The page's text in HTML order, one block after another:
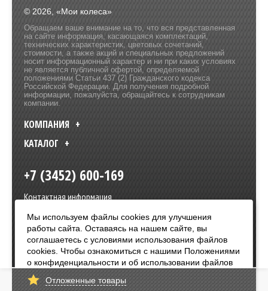
© 2026, «Мои колеса»
Обращаем ваше внимание на то, что вся представленная
на сайте информация, касающаяся комплектаций,
технических характеристик, цветовых сочетаний,
стоимости, а также акций и специальных предложений
носит информационный характер и ни при каких условиях
не является публичной офертой, определяемой
положениями Статьи 437 (2) Гражданского кодекса
Российской Федерации. Для получения подробной
информации, пожалуйста, обращайтесь к сотрудникам
компании.
КОМПАНИЯ
Оплата:
КАТАЛОГ
+7 (3452) 600-169
Контактная информация
Политика в отношении обработки персональных данных
Разработка сайта –Olive Design
Отложенные товары
Мы используем файлы cookies для улучшения
работы сайта. Оставаясь на нашем сайте, вы
соглашаетесь с условиями использования файлов
cookies. Чтобы ознакомиться с нашими Положениями
о конфиденциальности и об использовании файлов
cookie,